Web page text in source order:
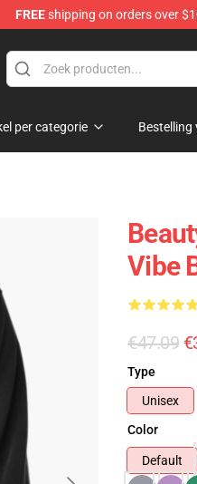
FREEshipping on orders over
per categorie Bestelling
Vibe
€47.09
Type
Unisex
Color
Default